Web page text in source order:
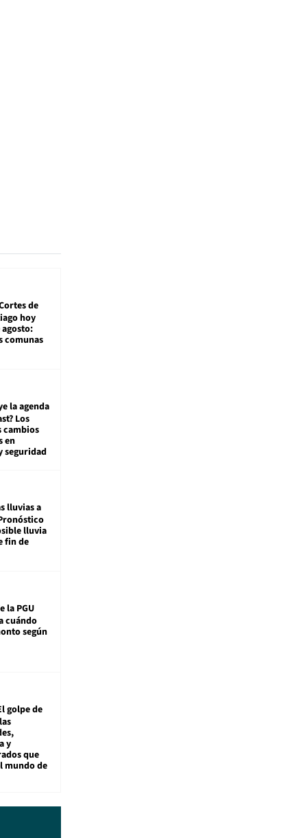
de
hoy
agosto:
comunas
la agenda
Los
cambios
en
seguridad
lluvias a
lluvia
fin de
la PGU
cuándo
según
golpe de
y
que
mundo de